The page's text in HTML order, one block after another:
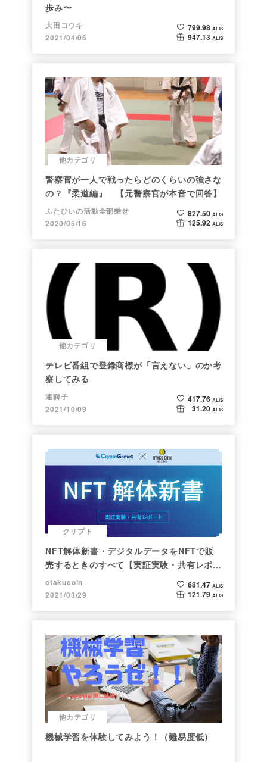
歩み〜
大田コウキ
2021/04/06
799.98 ALIS
947.13 ALIS
他カテゴリ
警察官が一人で戦ったらどのくらいの強さな
の？『柔道編』 【元警察官が本音で回答】
ふたひいの活動全部乗せ
2020/05/16
827.50 ALIS
125.92 ALIS
他カテゴリ
テレビ番組で登録商標が「言えない」のか考
察してみる
連獅子
2021/10/09
417.76 ALIS
31.20 ALIS
クリプト
NFT解体新書・デジタルデータをNFTで販
売するときのすべて【実証実験・共有レポー
ト】
otakucoin
2021/03/29
681.47 ALIS
121.79 ALIS
他カテゴリ
機械学習を体験してみよう！（難易度低）